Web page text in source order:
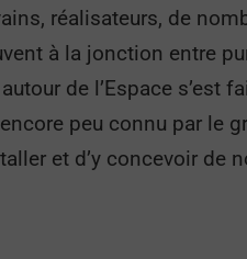
réalisateurs, de
à la jonction entre
de l’Espace s’est
peu connu par le
et d’y concevoir de